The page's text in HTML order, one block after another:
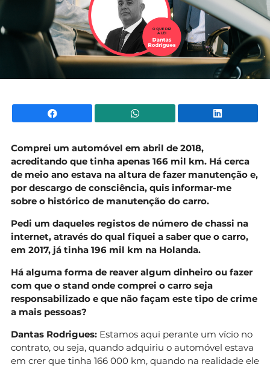
Facebook WhatsApp
Comprei um automóvel em abril de 2018,
acreditando que tinha apenas 166 mil km. Há cerca
de meio ano estava na altura de fazer manutenção e,
por descargo de consciência, quis informar-me
sobre o histórico de manutenção do carro.
Pedi um daqueles registos de número de chassi na
internet, através do qual fiquei a saber que o carro,
em 2017, já tinha 196 mil km na Holanda.
Há alguma forma de reaver algum dinheiro ou fazer
com que o stand onde comprei o carro seja
responsabilizado e que não façam este tipo de crime
a mais pessoas?
Dantas Rodrigues: Estamos aqui perante um vício no
contrato, ou seja, quando adquiriu o automóvel estava
em crer que tinha 166 000 km, quando na realidade ele